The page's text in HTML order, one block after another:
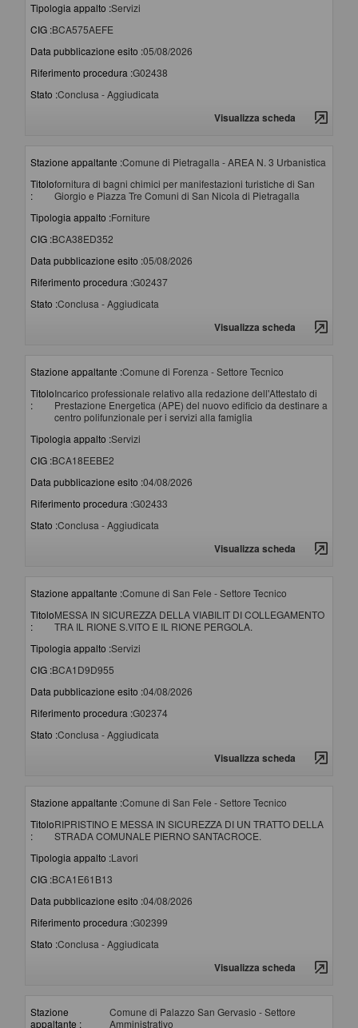
Tipologia appalto :Servizi
CIG :BCA575AEFE
Data pubblicazione esito :05/08/2026
Riferimento procedura :G02438
Stato :Conclusa - Aggiudicata
Visualizza scheda
Stazione appaltante :Comune di Pietragalla - AREA N. 3 Urbanistica
Titolo
:
fornitura di bagni chimici per manifestazioni turistiche di San
Giorgio e Piazza Tre Comuni di San Nicola di Pietragalla
Tipologia appalto :Forniture
CIG :BCA38ED352
Data pubblicazione esito :05/08/2026
Riferimento procedura :G02437
Stato :Conclusa - Aggiudicata
Visualizza scheda
Stazione appaltante :Comune di Forenza - Settore Tecnico
Titolo
:
Incarico professionale relativo alla redazione dell'Attestato di
Prestazione Energetica (APE) del nuovo edificio da destinare a
centro polifunzionale per i servizi alla famiglia
Tipologia appalto :Servizi
CIG :BCA18EEBE2
Data pubblicazione esito :04/08/2026
Riferimento procedura :G02433
Stato :Conclusa - Aggiudicata
Visualizza scheda
Stazione appaltante :Comune di San Fele - Settore Tecnico
Titolo
:
MESSA IN SICUREZZA DELLA VIABILIT DI COLLEGAMENTO
TRA IL RIONE S.VITO E IL RIONE PERGOLA.
Tipologia appalto :Servizi
CIG :BCA1D9D955
Data pubblicazione esito :04/08/2026
Riferimento procedura :G02374
Stato :Conclusa - Aggiudicata
Visualizza scheda
Stazione appaltante :Comune di San Fele - Settore Tecnico
Titolo
:
RIPRISTINO E MESSA IN SICUREZZA DI UN TRATTO DELLA
STRADA COMUNALE PIERNO SANTACROCE.
Tipologia appalto :Lavori
CIG :BCA1E61B13
Data pubblicazione esito :04/08/2026
Riferimento procedura :G02399
Stato :Conclusa - Aggiudicata
Visualizza scheda
Stazione
appaltante :
Comune di Palazzo San Gervasio - Settore
Amministrativo